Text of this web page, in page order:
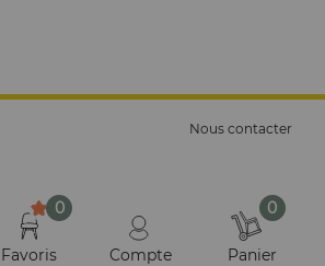
Nous contacter
0
Favoris Compte
0
Panier